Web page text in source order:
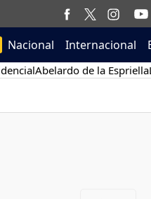
Nacional Internacional
Abelardo de la Espriella